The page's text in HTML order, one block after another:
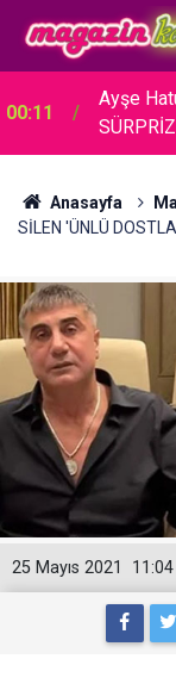
23:30 Hare
Anasayfa
SİLEN 'ÜNLÜ
11:04
25 Mayıs 2021